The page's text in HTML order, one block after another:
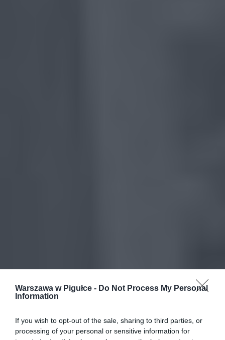
Warszawa w Pigułce - Do Not Process My Personal
Information
If you wish to opt-out of the sale, sharing to third parties, or
processing of your personal or sensitive information for